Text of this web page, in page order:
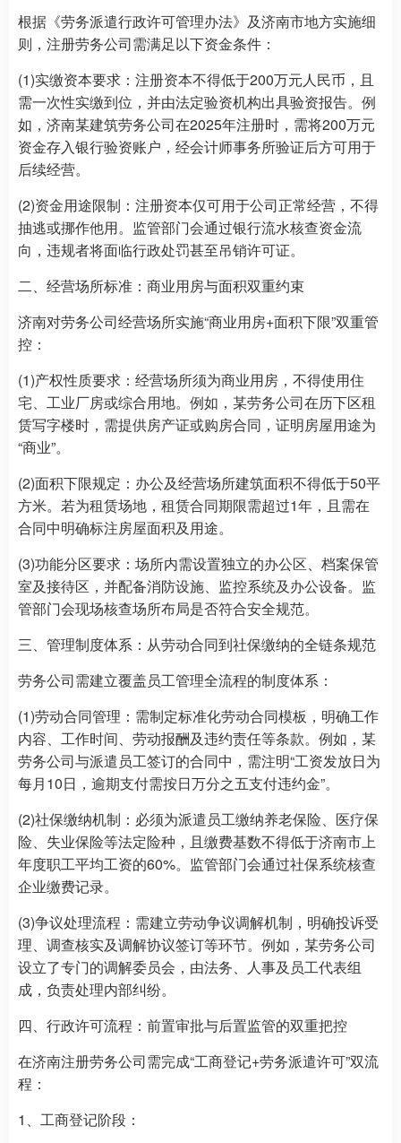
根据《劳务派遣行政许可管理办法》及济南市地方实施细
则，注册劳务公司需满足以下资金条件：
(1)实缴资本要求：注册资本不得低于200万元人民币，且
需一次性实缴到位，并由法定验资机构出具验资报告。例
如，济南某建筑劳务公司在2025年注册时，需将200万元
资金存入银行验资账户，经会计师事务所验证后方可用于
后续经营。
(2)资金用途限制：注册资本仅可用于公司正常经营，不得
抽逃或挪作他用。监管部门会通过银行流水核查资金流
向，违规者将面临行政处罚甚至吊销许可证。
二、经营场所标准：商业用房与面积双重约束
济南对劳务公司经营场所实施“商业用房+面积下限”双重管
控：
(1)产权性质要求：经营场所须为商业用房，不得使用住
宅、工业厂房或综合用地。例如，某劳务公司在历下区租
赁写字楼时，需提供房产证或购房合同，证明房屋用途为
“商业”。
(2)面积下限规定：办公及经营场所建筑面积不得低于50平
方米。若为租赁场地，租赁合同期限需超过1年，且需在
合同中明确标注房屋面积及用途。
(3)功能分区要求：场所内需设置独立的办公区、档案保管
室及接待区，并配备消防设施、监控系统及办公设备。监
管部门会现场核查场所布局是否符合安全规范。
三、管理制度体系：从劳动合同到社保缴纳的全链条规范
劳务公司需建立覆盖员工管理全流程的制度体系：
(1)劳动合同管理：需制定标准化劳动合同模板，明确工作
内容、工作时间、劳动报酬及违约责任等条款。例如，某
劳务公司与派遣员工签订的合同中，需注明“工资发放日为
每月10日，逾期支付需按日万分之五支付违约金”。
(2)社保缴纳机制：必须为派遣员工缴纳养老保险、医疗保
险、失业保险等法定险种，且缴费基数不得低于济南市上
年度职工平均工资的60%。监管部门会通过社保系统核查
企业缴费记录。
(3)争议处理流程：需建立劳动争议调解机制，明确投诉受
理、调查核实及调解协议签订等环节。例如，某劳务公司
设立了专门的调解委员会，由法务、人事及员工代表组
成，负责处理内部纠纷。
四、行政许可流程：前置审批与后置监管的双重把控
在济南注册劳务公司需完成“工商登记+劳务派遣许可”双流
程：
1、工商登记阶段：